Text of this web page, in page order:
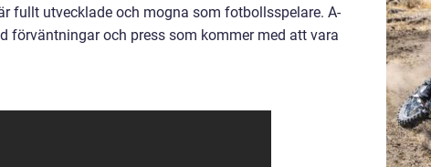
fullt utvecklade och mogna som fotbollsspelare. A-
förväntningar och press som kommer med att vara